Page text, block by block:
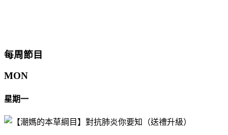
每周節目
MON
星期一